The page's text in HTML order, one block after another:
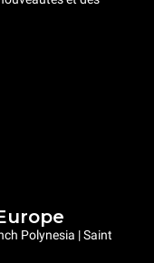
Polynesia | Saint